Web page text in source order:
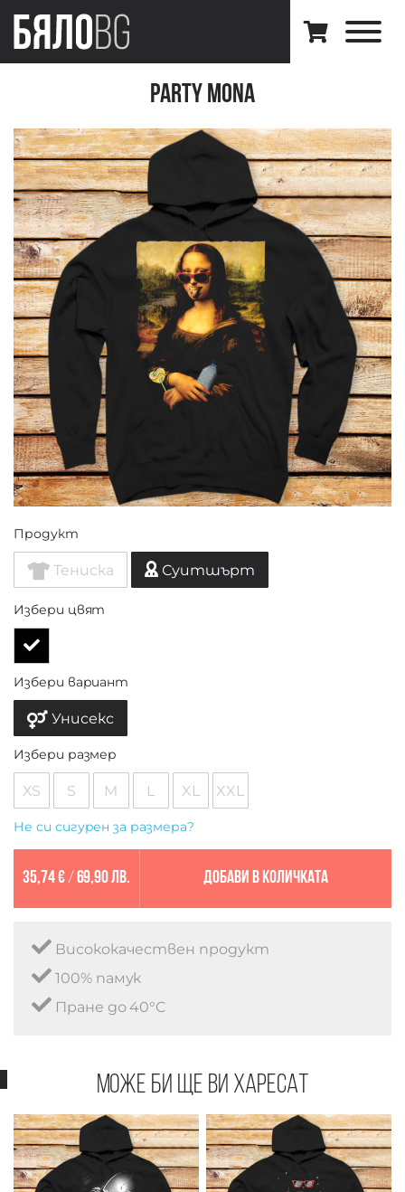
Party Mona
Продукт
Тениска Суитшърт
Избери цвят
Избери вариант
Унисекс
Избери размер
XS S M L XL XXL
Не си сигурен за размера?
35,74 €/ 69,90 лв. Добави в количката
Висококачествен продукт
100% памук
Пране до 40°C
Може би ще ви харесат